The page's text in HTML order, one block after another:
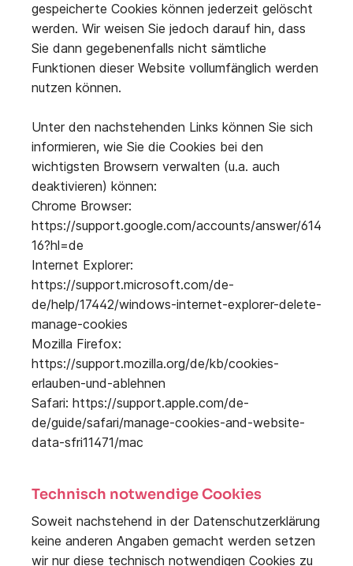
gespeicherte Cookies können jederzeit gelöscht
werden. Wir weisen Sie jedoch darauf hin, dass
Sie dann gegebenenfalls nicht sämtliche
Funktionen dieser Website vollumfänglich werden
nutzen können.
Unter den nachstehenden Links können Sie sich
informieren, wie Sie die Cookies bei den
wichtigsten Browsern verwalten (u.a. auch
deaktivieren) können:
Chrome Browser:
https://support.google.com/accounts/answer/614
16?hl=de
Internet Explorer:
https://support.microsoft.com/de-
de/help/17442/windows-internet-explorer-delete-
manage-cookies
Mozilla Firefox:
https://support.mozilla.org/de/kb/cookies-
erlauben-und-ablehnen
Safari: https://support.apple.com/de-
de/guide/safari/manage-cookies-and-website-
data-sfri11471/mac
Technisch notwendige Cookies
Soweit nachstehend in der Datenschutzerklärung
keine anderen Angaben gemacht werden setzen
wir nur diese technisch notwendigen Cookies zu